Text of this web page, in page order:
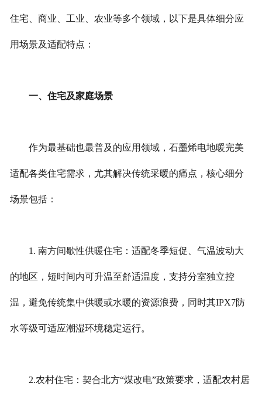
住宅、商业、工业、农业等多个领域，以下是具体细分应
用场景及适配特点：
一、住宅及家庭场景
作为最基础也最普及的应用领域，石墨烯电地暖完美
适配各类住宅需求，尤其解决传统采暖的痛点，核心细分
场景包括：
1. 南方间歇性供暖住宅：适配冬季短促、气温波动大
的地区，短时间内可升温至舒适温度，支持分室独立控
温，避免传统集中供暖或水暖的资源浪费，同时其IPX7防
水等级可适应潮湿环境稳定运行。
2.农村住宅：契合北方“煤改电”政策要求，适配农村居